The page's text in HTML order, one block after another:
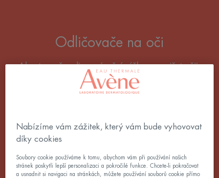
Odličovače na oči
Abyste pečovali o svá oční víčka co nejšetrněji,
používejte jemný odličovač na oči. Ať už používáte
jakýkoli typ make-upu, včetně voděodolného, zvolte
Nabízíme vám zážitek, který vám bude vyhovovat
díky cookies
Soubory cookie používáme k tomu, abychom vám při používání našich
stránek poskytli lepší personalizaci a pokročilé funkce. Chcete-li pokračovat
a usnadnit si navigaci na stránkách, můžete používání souborů cookie přímo